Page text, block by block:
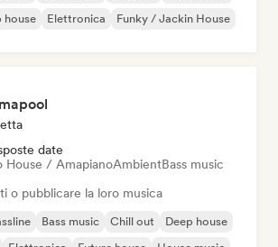
house Elettronica Funky / Jackin House
date
House / AmapianoAmbientBass music
o pubblicare la loro musica
Bass music Chill out
Deep house